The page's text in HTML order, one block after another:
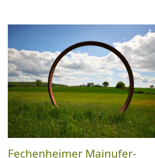
Fechenheimer Mainufer-